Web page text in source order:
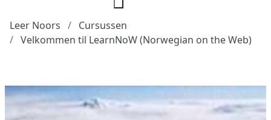
Leer Noors
Cursussen
Velkommen til LearnNoW (Norwegian on the Web)